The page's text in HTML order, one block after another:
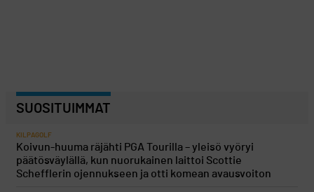
SUOSITUIMMAT
KILPAGOLF
Koivun-huuma räjähti PGA Tourilla – yleisö vyöryi
päätösväylällä, kun nuorukainen laittoi Scottie
Schefflerin ojennukseen ja otti komean avausvoiton